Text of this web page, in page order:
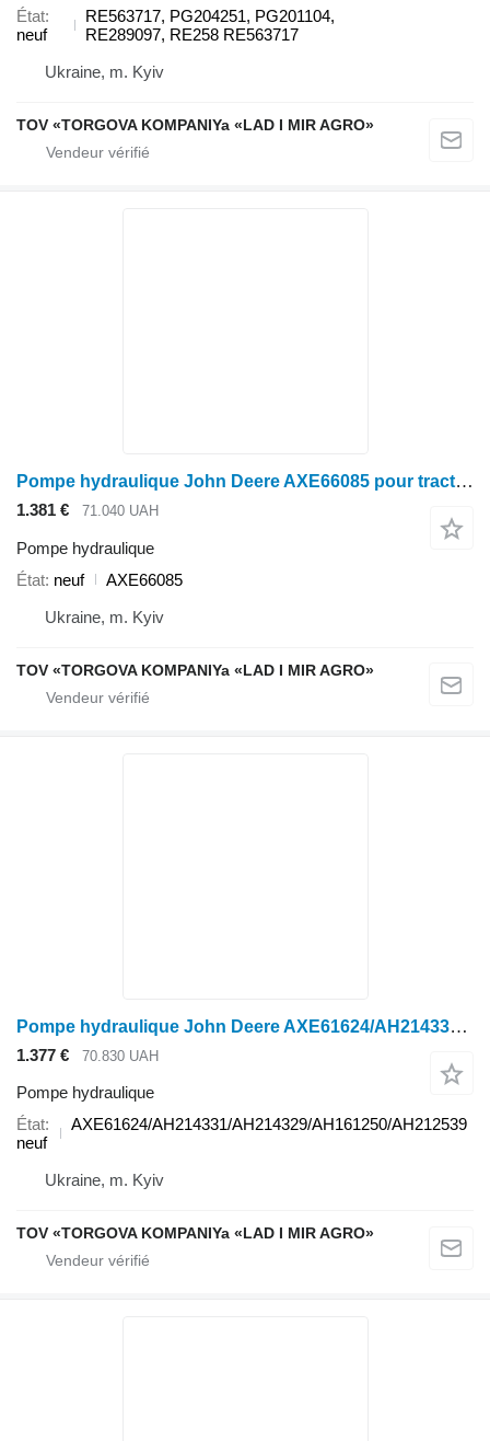
État
neuf
RE563717, PG204251, PG201104,
RE289097, RE258 RE563717
Ukraine, m. Kyiv
TOV «TORGOVA KOMPANIYa «LAD I MIR AGRO»
Pompe hydraulique John Deere AXE66085 pour tracteur à roues John Deere
1.381 € 71.040 UAH
Pompe hydraulique
État neuf
AXE66085
Ukraine, m. Kyiv
TOV «TORGOVA KOMPANIYa «LAD I MIR AGRO»
Pompe hydraulique John Deere AXE61624/AH214331/AH214329/AH161250/AH212539 pour tracteur à roues John Deere
1.377 € 70.830 UAH
Pompe hydraulique
État
neuf
AXE61624/AH214331/AH214329/AH161250/AH212539
Ukraine, m. Kyiv
TOV «TORGOVA KOMPANIYa «LAD I MIR AGRO»